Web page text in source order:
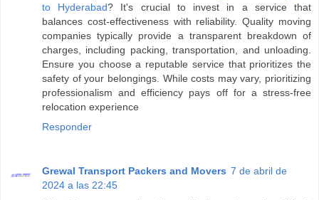
to Hyderabad? It's crucial to invest in a service that
balances cost-effectiveness with reliability. Quality moving
companies typically provide a transparent breakdown of
charges, including packing, transportation, and unloading.
Ensure you choose a reputable service that prioritizes the
safety of your belongings. While costs may vary, prioritizing
professionalism and efficiency pays off for a stress-free
relocation experience
Responder
Grewal Transport Packers and Movers 7 de abril de
2024 a las 22:45